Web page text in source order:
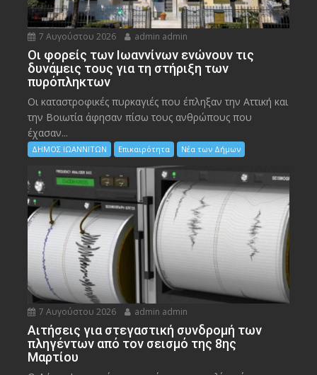
7 Αυγούστου 2026 admin admin
Οι φορείς των Ιωαννίνων ενώνουν τις
δυνάμεις τους για τη στήριξη των
πυρόπληκτων
Οι καταστροφικές πυρκαγιές που έπληξαν την Αττική και
την Bοιωτία άφησαν πίσω τους ανθρώπους που
έχασαν...
ΔΗΜΟΣ ΙΩΑΝΝΙΤΩΝ Επικαιρότητα Νέα των Δήμων
7 Αυγούστου 2026 admin admin
Αιτήσεις για στεγαστική συνδρομή των
πληγέντων από τον σεισμό της 8ης
Μαρτίου